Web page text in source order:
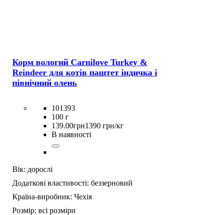
Корм вологий Carnilove Turkey &
Reindeer для котів паштет індичка і
північний олень
101393
100 г
139.00грн1390 грн/кг
В наявності
Вік: дорослі
Додаткові властивості: беззерновий
Країна-виробник: Чехія
Розмір: всі розміри